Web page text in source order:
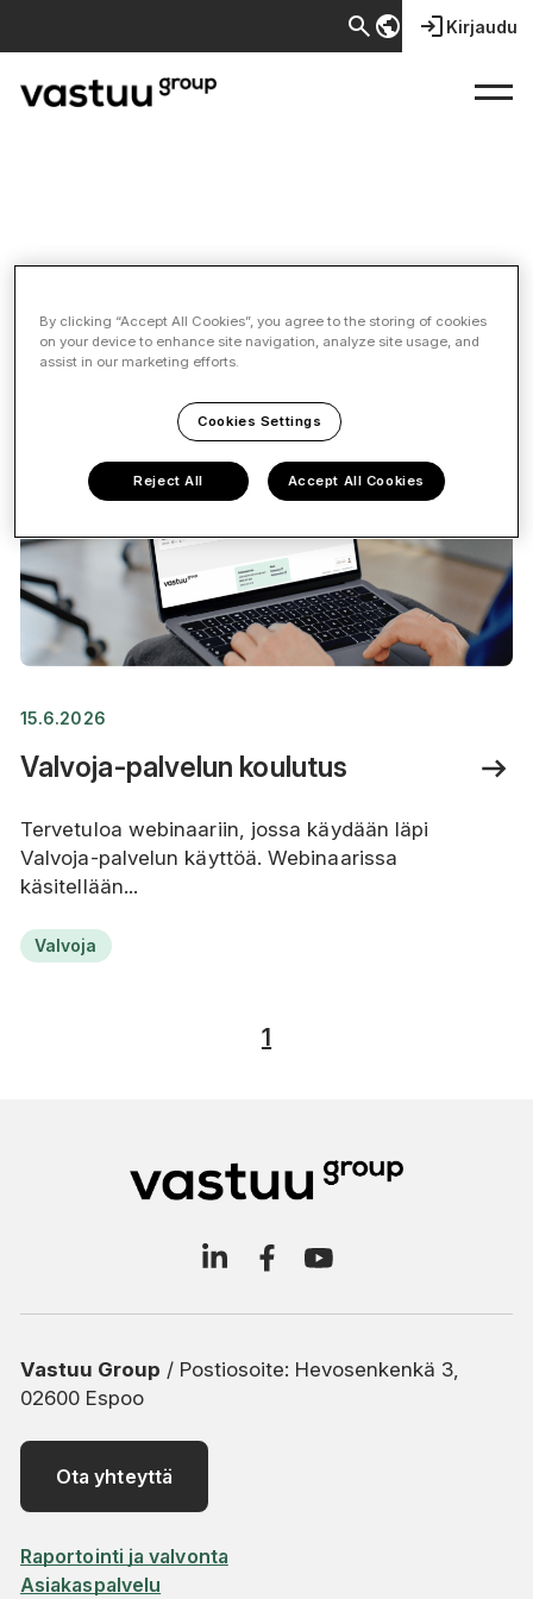
searchpublic login Kirjaudu
15.6.2026
Valvoja-palvelun koulutus
Tervetuloa webinaariin, jossa käydään läpi
Valvoja-palvelun käyttöä. Webinaarissa
käsitellään...
Valvoja
1
Vastuu Group / Postiosoite: Hevosenkenkä 3,
02600 Espoo
Ota yhteyttä
Raportointi ja valvonta
Asiakaspalvelu
By clicking “Accept All Cookies”, you agree to the storing of cookies
on your device to enhance site navigation, analyze site usage, and
assist in our marketing efforts.
Cookies Settings
Reject All Accept All Cookies